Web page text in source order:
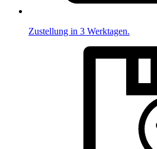
Zustellung in 3 Werktagen.